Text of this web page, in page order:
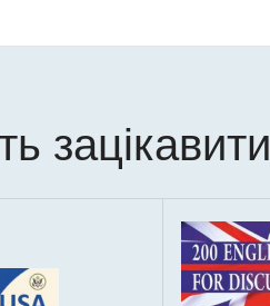
зацікавити